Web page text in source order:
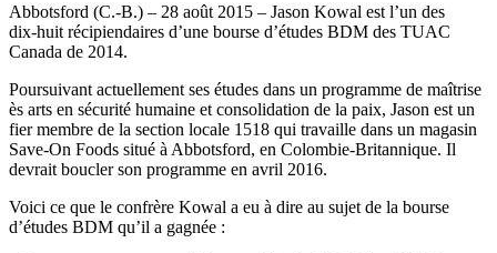
Abbotsford (C.-B.) – 28 août 2015 – Jason Kowal est l’un des
dix-huit récipiendaires d’une bourse d’études BDM des TUAC
Canada de 2014.
Poursuivant actuellement ses études dans un programme de maîtrise
ès arts en sécurité humaine et consolidation de la paix, Jason est un
fier membre de la section locale 1518 qui travaille dans un magasin
Save-On Foods situé à Abbotsford, en Colombie-Britannique. Il
devrait boucler son programme en avril 2016.
Voici ce que le confrère Kowal a eu à dire au sujet de la bourse
d’études BDM qu’il a gagnée :